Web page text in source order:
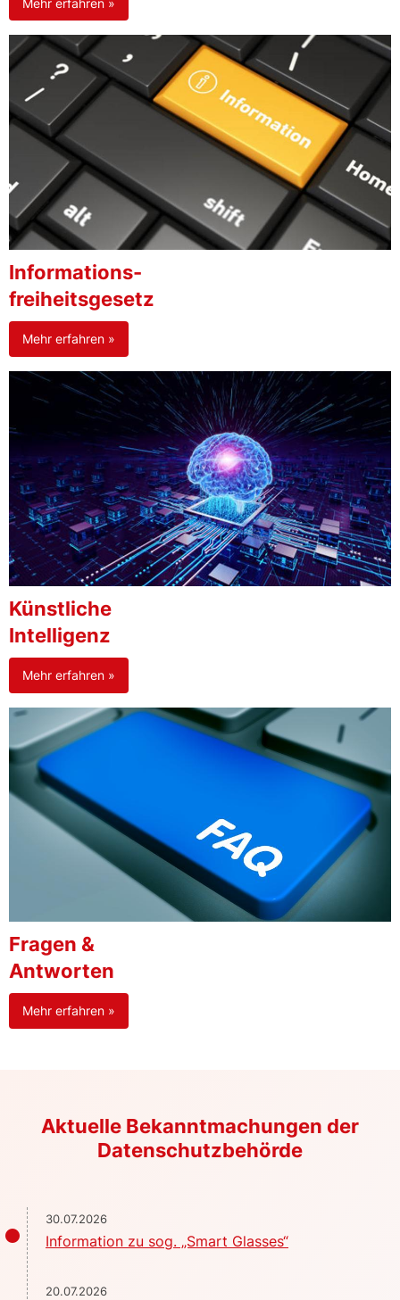
Informations-
freiheitsgesetz
Mehr erfahren »
Künstliche
Intelligenz
Mehr erfahren »
Fragen &
Antworten
Mehr erfahren »
Aktuelle Bekanntmachungen der
Datenschutzbehörde
30.07.2026
Information zu sog. „Smart Glasses“
20.07.2026